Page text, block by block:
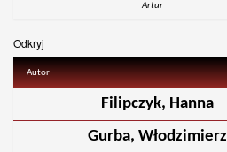
Artur
Odkryj
Autor
Filipczyk, Hanna
Gurba, Włodzimierz